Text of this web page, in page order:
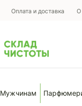
Оплата и доставка О
Мужчинам